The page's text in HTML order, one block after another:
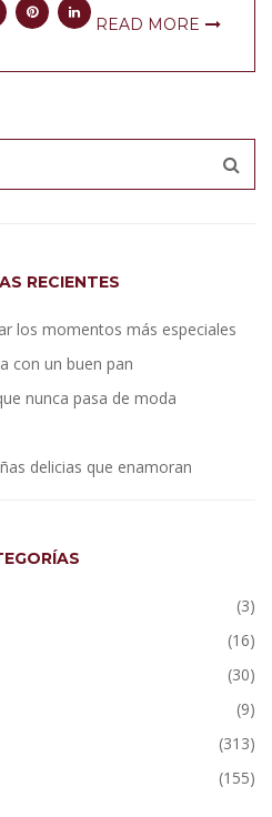
READ MORE
RECIENTES
los momentos más especiales
con un buen pan
nunca pasa de moda
delicias que enamoran
(3)
(16)
(30)
(9)
(313)
(155)